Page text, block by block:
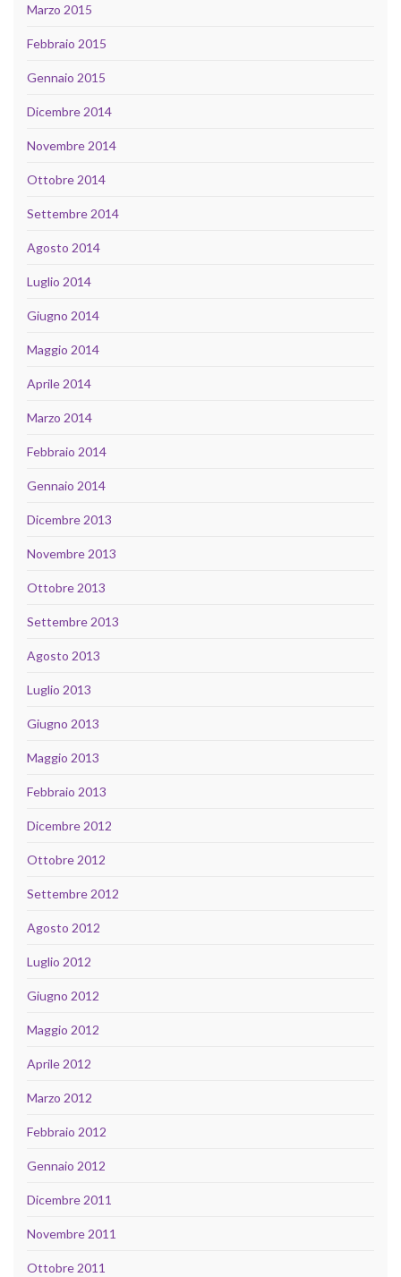
Marzo 2015
Febbraio 2015
Gennaio 2015
Dicembre 2014
Novembre 2014
Ottobre 2014
Settembre 2014
Agosto 2014
Luglio 2014
Giugno 2014
Maggio 2014
Aprile 2014
Marzo 2014
Febbraio 2014
Gennaio 2014
Dicembre 2013
Novembre 2013
Ottobre 2013
Settembre 2013
Agosto 2013
Luglio 2013
Giugno 2013
Maggio 2013
Febbraio 2013
Dicembre 2012
Ottobre 2012
Settembre 2012
Agosto 2012
Luglio 2012
Giugno 2012
Maggio 2012
Aprile 2012
Marzo 2012
Febbraio 2012
Gennaio 2012
Dicembre 2011
Novembre 2011
Ottobre 2011